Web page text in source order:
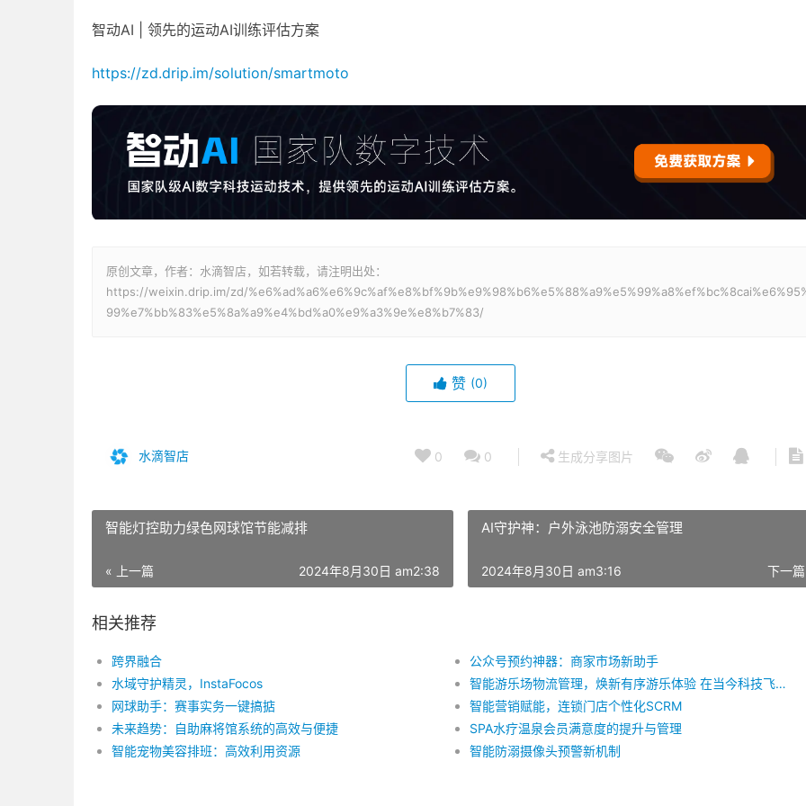
智动AI | 领先的运动AI训练评估方案
https://zd.drip.im/solution/smartmoto
原创文章，作者：水滴智店，如若转载，请注明出处：
https://weixin.drip.im/zd/
99%e7%bb%83%e5%8a%a9%e4%bd%a0%e9%a3%9e%e8%b7%83/
赞 (0)
水滴智店 0 0 生成分享图片
智能灯控助力绿色网球馆节能减排
« 上一篇 2024年8月30日 am2:38
AI守护神：户外泳池防溺安全管理
下一
2024年8月30日 am3:16
相关推荐
跨界融合
公众号预约神器：商家市场新助手
水域守护精灵，InstaFocos
智能游乐场物流管理，焕新有序游乐体验 在当今科技飞速发展的时代，智能化已成为各行各业追求的目标。作为人们休闲娱乐的重要场所，游乐场也在不断地引进新技术，提升游客的游玩体验。其中，智能化游乐场物流管理系统便是代表性的成果之一。它通过高效有序的供给，满足了游客的各种需求，为游乐场带来了更高的效益。 智能化游乐场物流管理系统以大数据、物联网、人工智能等技术为基础，实现了对游乐场各个环节的实时监控与调度。在游乐场的运营过程中，物资的及时供应、设备的合理调配以及人员的有效安排都至关重要。而智能化物流管理系统正是解决了这些问题，使得游乐场的运营更加高效有序。 首先，在物资供应方面，智能化物流管理系统能够实时采集各个游乐项目的水电用量、设备运行状态等信息，预测设备的损耗情况，并及时向相关部门发出预警。这样一来，维修人员可以及时进行检修，确保设备的正常运行。同时，系统还能根据各项目的排队人数、游客满意度等数据，智能地调整物资供应策略，以满足游客的需求。 其次，在设备调配方面，智能化物流管理系统能够对游乐场的设备进行实时监控，了解各设备的运行状况。当某设备出现故障时，系统会立即将其从运营名单中移除，并通知相关工作人员进行维修。同时，系统还会根据设备的位置、类型、游客喜好等因素，智能地调度其他设备填补空缺，确保游客的游玩体验不受影响。 最后，在人员安排方面，智能化物流管理系统能够根据游客数量、项目需求等因素，动态地调整工作人员的数量和分工。例如，在游客高峰期，系统会自动增加工作人员，以提高服务效率；在游客低谷期，系统会合理安排工作人员的休息时间，既保证了员工的健康，又降低了人力成本。 总之，智能化游乐场物流管理系统的应用，为游乐场带来了高效有序的供给，极大地提升了游客的游玩体验。在未来，随着科技的不断发展，我们有理由相信，智能化游乐场将越来越多地融入我们的生活，为我们带来更多美好的回忆。在此过程中，我们应该珍惜这些科技创新带来的便利，努力提升自己的素质，为这个美好的时代贡献自己的力量。水滴智店 | 儿童乐园、淘气堡、游乐场馆数字化解决方案
网球助手：赛事实务一键搞掂
智能营销赋能，连锁门店个性化SCRM
未来趋势：自助麻将馆系统的高效与便捷
SPA水疗温泉会员满意度的提升与管理
智能宠物美容排班：高效利用资源
智能防溺摄像头预警新机制